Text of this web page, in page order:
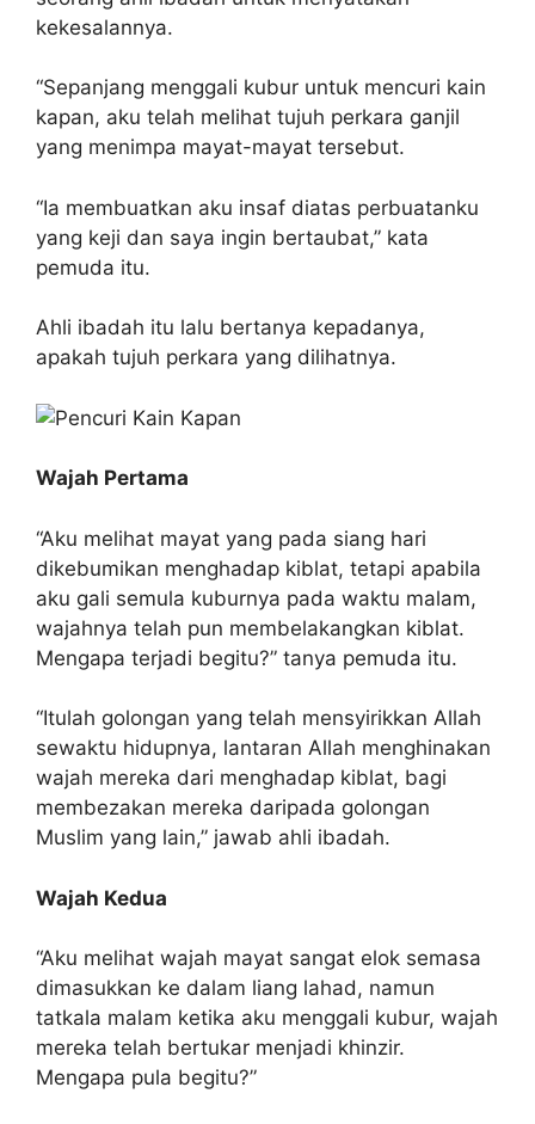
kekesalannya.
“Sepanjang menggali kubur untuk mencuri kain
kapan, aku telah melihat tujuh perkara ganjil
yang menimpa mayat-mayat tersebut.
“Ia membuatkan aku insaf diatas perbuatanku
yang keji dan saya ingin bertaubat,” kata
pemuda itu.
Ahli ibadah itu lalu bertanya kepadanya,
apakah tujuh perkara yang dilihatnya.
Wajah Pertama
“Aku melihat mayat yang pada siang hari
dikebumikan menghadap kiblat, tetapi apabila
aku gali semula kuburnya pada waktu malam,
wajahnya telah pun membelakangkan kiblat.
Mengapa terjadi begitu?” tanya pemuda itu.
“Itulah golongan yang telah mensyirikkan Allah
sewaktu hidupnya, lantaran Allah menghinakan
wajah mereka dari menghadap kiblat, bagi
membezakan mereka daripada golongan
Muslim yang lain,” jawab ahli ibadah.
Wajah Kedua
“Aku melihat wajah mayat sangat elok semasa
dimasukkan ke dalam liang lahad, namun
tatkala malam ketika aku menggali kubur, wajah
mereka telah bertukar menjadi khinzir.
Mengapa pula begitu?”